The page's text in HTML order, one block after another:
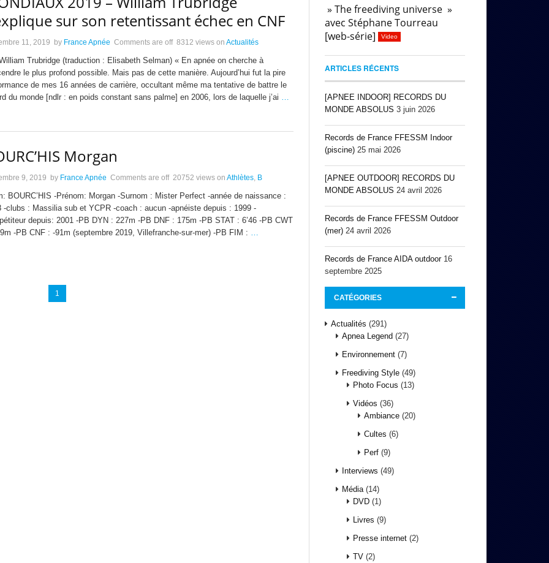
sur son retentissant échec en CNF
11, 2019 by France Apnée Comments are off 8312 views on Actualités
Trubridge (traduction : Elisabeth Selman) « En apnée on cherche à
le plus profond possible. Mais pas de cette manière. Aujourd’hui fut la pire
de mes 16 années de carrière, occultant même ma tentative de battre le
du monde [ndlr : en poids constant sans palme] en 2006, lors de laquelle j’ai …
Morgan
9, 2019 by France Apnée Comments are off 20752 views on Athlètes, B
BOURC’HIS -Prénom: Morgan -Surnom : Mister Perfect -année de naissance :
-clubs : Massilia sub et YCPR -coach : aucun -apnéiste depuis : 1999 -
depuis: 2001 -PB DYN : 227m -PB DNF : 175m -PB STAT : 6’46 -PB CWT
-PB CNF : -91m (septembre 2019, Villefranche-sur-mer) -PB FIM : …
1
» The freediving universe »
avec Stéphane Tourreau
[web-série]
Video
ARTICLES RÉCENTS
[APNEE INDOOR] RECORDS DU
MONDE ABSOLUS 3 juin 2026
Records de France FFESSM Indoor
(piscine) 25 mai 2026
[APNEE OUTDOOR] RECORDS DU
MONDE ABSOLUS 24 avril 2026
Records de France FFESSM Outdoor
(mer) 24 avril 2026
Records de France AIDA outdoor 16
septembre 2025
CATÉGORIES
Actualités (291)
Apnea Legend (27)
Environnement (7)
Freediving Style (49)
Photo Focus (13)
Vidéos (36)
Ambiance (20)
Cultes (6)
Perf (9)
Interviews (49)
Média (14)
DVD (1)
Livres (9)
Presse internet (2)
TV (2)